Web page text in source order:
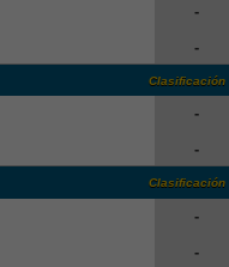
-
-
Clasificación
-
-
Clasificación
-
-